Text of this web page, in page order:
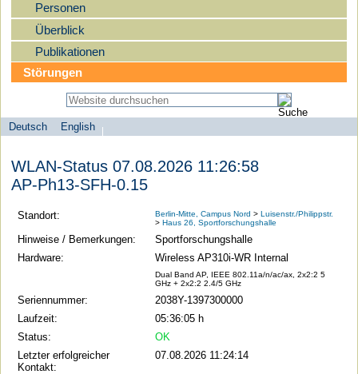
Personen
Überblick
Publikationen
Störungen
Sprachauswahl
Deutsch
English
search-menu
Universität
zu
Berlin
Computer-
WLAN-Status 07.08.2026 11:26:58
AP-Ph13-SFH-0.15
Standort: Berlin-Mitte, Campus Nord >Luisenstr./Philippstr.
>Haus 26, Sportforschungshalle
Hinweise / Bemerkungen:
Sportforschungshalle
Hardware:
Wireless AP310i-WR Internal
Dual Band AP, IEEE 802.11a/n/ac/ax, 2x2:2 5
GHz + 2x2:2 2.4/5 GHz
Seriennummer:
2038Y-1397300000
Laufzeit:
05:36:05 h
Status:
OK
Letzter erfolgreicher
Kontakt:
07.08.2026 11:24:14